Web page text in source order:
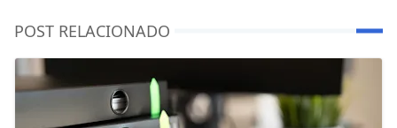
POST RELACIONADO